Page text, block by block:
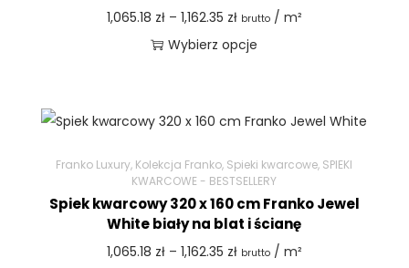
1,065.18 zł – 1,162.35 zł brutto/ m²
Wybierz opcje
Franko Luxury, Kolekcja Franko, Spieki kwarcowe, SPIEKI
KWARCOWE - BESTSELLERY
Spiek kwarcowy 320 x 160 cm Franko Jewel
White biały na blat i ścianę
1,065.18 zł – 1,162.35 zł brutto/ m²